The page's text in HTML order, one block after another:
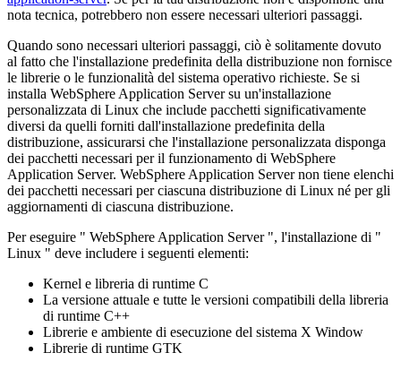
nota tecnica, potrebbero non essere necessari ulteriori passaggi.
Quando sono necessari ulteriori passaggi, ciò è solitamente dovuto
al fatto che l'installazione predefinita della distribuzione non fornisce
le librerie o le funzionalità del sistema operativo richieste. Se si
installa WebSphere Application Server su un'installazione
personalizzata di Linux che include pacchetti significativamente
diversi da quelli forniti dall'installazione predefinita della
distribuzione, assicurarsi che l'installazione personalizzata disponga
dei pacchetti necessari per il funzionamento di WebSphere
Application Server. WebSphere Application Server non tiene elenchi
dei pacchetti necessari per ciascuna distribuzione di Linux né per gli
aggiornamenti di ciascuna distribuzione.
Per eseguire " WebSphere Application Server ", l'installazione di "
Linux " deve includere i seguenti elementi:
Kernel e libreria di runtime C
La versione attuale e tutte le versioni compatibili della libreria
di runtime C++
Librerie e ambiente di esecuzione del sistema X Window
Librerie di runtime GTK